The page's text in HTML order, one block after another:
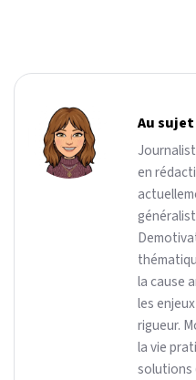
Au
en
la cause
les
rigueur.
la vie
solutions